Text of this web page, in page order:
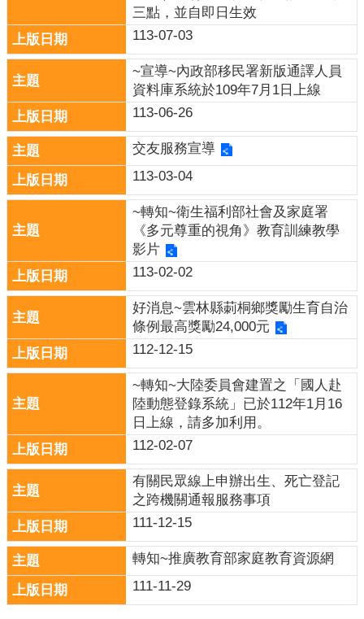
策
網
站
全
政
策
政
府
網
站
資
料
開
放
宣
告
三點，並自即日生效
113-07-03
~宣導~內政部移民署新版通譯人員
資料庫系統於109年7月1日上線
113-06-26
交友服務宣導
113-03-04
~轉知~衛生福利部社會及家庭署
《多元尊重的視角》教育訓練教學
影片
113-02-02
好消息~雲林縣莿桐鄉獎勵生育自治
條例最高獎勵24,000元
112-12-15
~轉知~大陸委員會建置之「國人赴
陸動態登錄系統」已於112年1月16
日上線，請多加利用。
112-02-07
有關民眾線上申辦出生、死亡登記
之跨機關通報服務事項
111-12-15
轉知~推廣教育部家庭教育資源網
111-11-29